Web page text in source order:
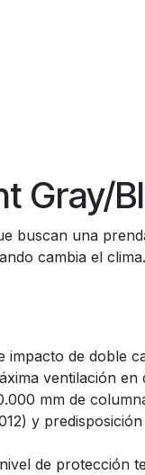
Gray/
buscan una
cambia el
de doble
ventilación en
mm de
y
de protección